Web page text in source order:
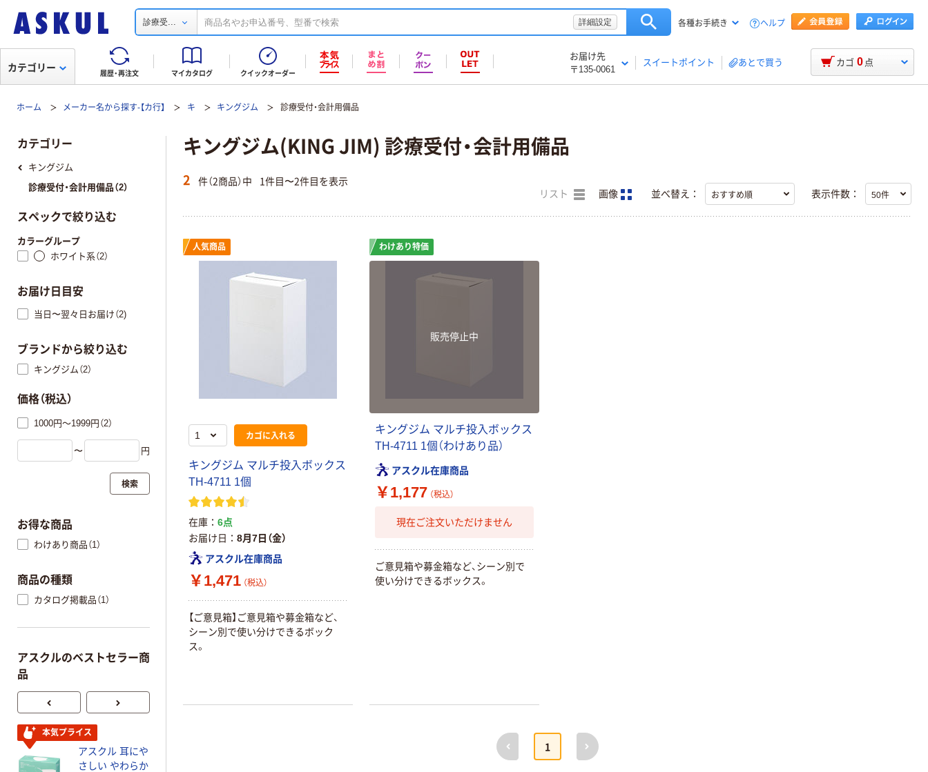
診療受... 詳細設定 各種お手続き ヘルプ
履歴・再注文 マイカタログ クイックオーダー
お届け先
〒135-0061
スイートポイント あとで買う
カテゴリー カゴ 0 点
ホーム メーカー名から探す-【カ行】 キ キングジム 診療受付・会計用備品
キングジム(KING JIM) 診療受付・会計用備品
2 件（2商品）中 1件目〜2件目を表示
リスト 画像 並べ替え： 表示件数：
人気商品
カゴに入れる
キングジム マルチ投入ボックス
TH-4711 1個
在庫
6点
お届け日
8月7日（金）
アスクル在庫商品
￥1,471 （税込）
【ご意見箱】ご意見箱や募金箱など、
シーン別で使い分けできるボック
ス。
わけあり特価
販売停止中
キングジム マルチ投入ボックス
TH-4711 1個（わけあり品）
アスクル在庫商品
￥1,177 （税込）
現在ご注文いただけません
ご意見箱や募金箱など、シーン別で
使い分けできるボックス。
前へ
1
次へ
カテゴリー
キングジム
診療受付・会計用備品（2）
スペックで絞り込む
カラーグループ
ホワイト系（2）
お届け日目安
当日〜翌々日お届け（2)
ブランドから絞り込む
キングジム（2）
価格（税込）
1000円～1999円（2）
〜 円
検索
お得な商品
わけあり商品（1）
商品の種類
カタログ掲載品（1）
アスクルのベストセラー商
品
本気プライス
アスクル 耳にや
さしい やわらか
本気プライス
アスクル 耳にや